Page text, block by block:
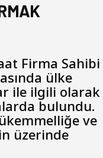
Firma Sahibi
ülke
ile ilgili olarak
bulundu.
ve
üzerinde